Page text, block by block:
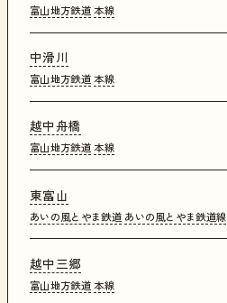
富山地方鉄道 本線
中滑川
富山地方鉄道 本線
越中舟橋
富山地方鉄道 本線
東富山
あいの風とやま鉄道 あいの風とやま鉄道線
越中三郷
富山地方鉄道 本線